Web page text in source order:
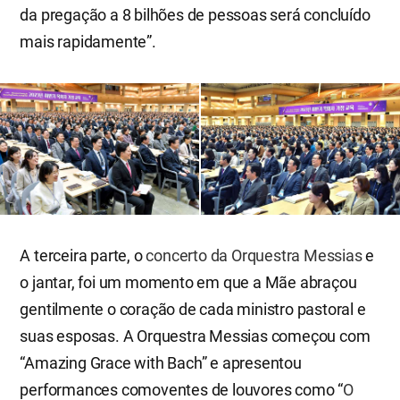
da pregação a 8 bilhões de pessoas será concluído
mais rapidamente”.
A terceira parte, oconcerto da Orquestra Messiase
o jantar, foi um momento em que a Mãe abraçou
gentilmente o coração de cada ministro pastoral e
suas esposas. A Orquestra Messias começou com
“Amazing Grace with Bach” e apresentou
performances comoventes de louvores como “O